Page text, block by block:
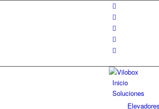
Inicio
Soluciones
Elevadores